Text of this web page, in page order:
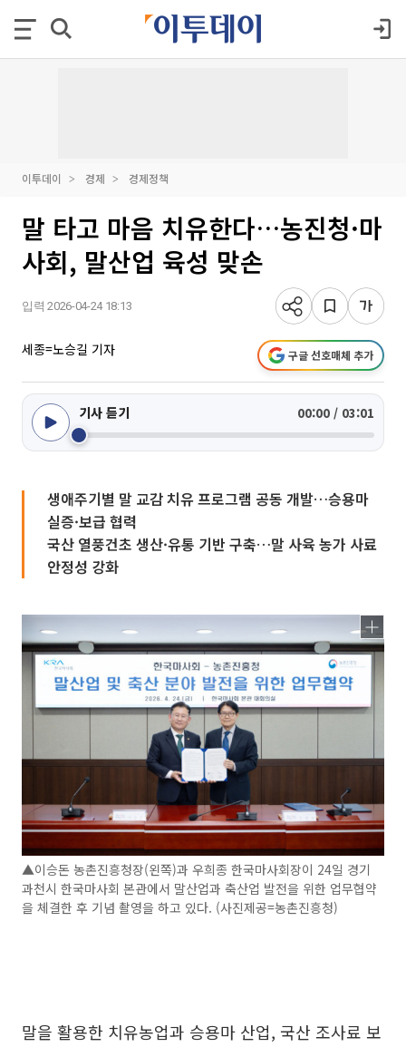
이투데이 경제 경제정책
말 타고 마음 치유한다…농진청·마
사회, 말산업 육성 맞손
입력 2026-04-24 18:13
세종=노승길 기자 구글 선호매체 추가
기사 듣기 00:00 / 03:01
생애주기별 말 교감 치유 프로그램 공동 개발…승용마
실증·보급 협력
국산 열풍건초 생산·유통 기반 구축…말 사육 농가 사료
안정성 강화
▲이승돈 농촌진흥청장(왼쪽)과 우희종 한국마사회장이 24일 경기
과천시 한국마사회 본관에서 말산업과 축산업 발전을 위한 업무협약
을 체결한 후 기념 촬영을 하고 있다. (사진제공=농촌진흥청)
말을 활용한 치유농업과 승용마 산업, 국산 조사료 보